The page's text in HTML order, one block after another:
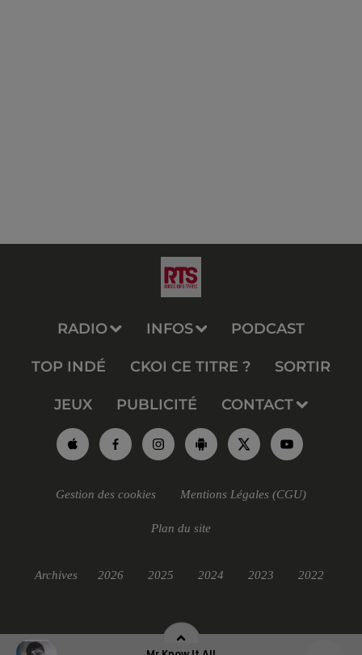
RADIO INFOS PODCAST
TOP INDÉ CKOI CE TITRE ? SORTIR
JEUX PUBLICITÉ CONTACT
Gestion des cookies Mentions Légales (CGU)
Plan du site
Archives 2026 2025 2024 2023 2022